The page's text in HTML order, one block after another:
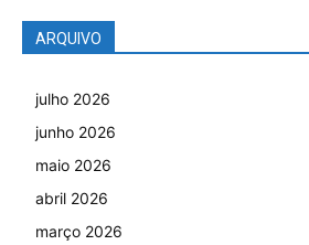
ARQUIVO
julho 2026
junho 2026
maio 2026
abril 2026
março 2026